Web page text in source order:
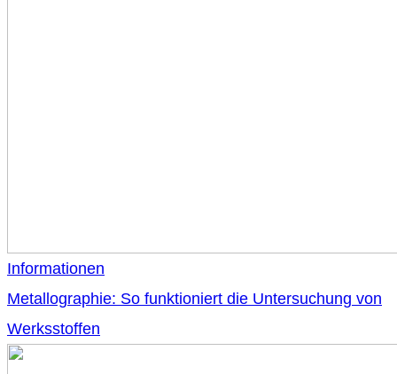
Informationen
Metallographie: So funktioniert die Untersuchung von
Werksstoffen